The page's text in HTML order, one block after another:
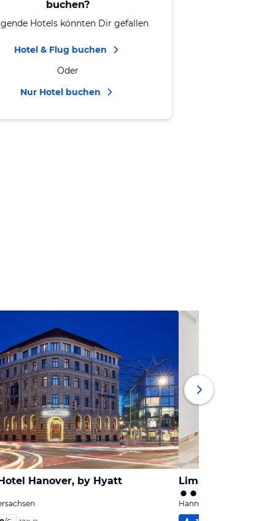
buchen?
Hotels könnten Dir gefallen
Hotel & Flug buchen
Oder
Nur Hotel buchen
Hanover, by Hyatt
Hannover, Niedersachsen